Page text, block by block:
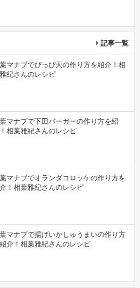
記事一覧
マナブでぴっぴ天の作り方を紹介！相
紀さんのレシピ
マナブで下田バーガーの作り方を紹
相葉雅紀さんのレシピ
マナブでオランダコロッケの作り方を
！相葉雅紀さんのレシピ
マナブで揚げいかしゅうまいの作り方
介！相葉雅紀さんのレシピ